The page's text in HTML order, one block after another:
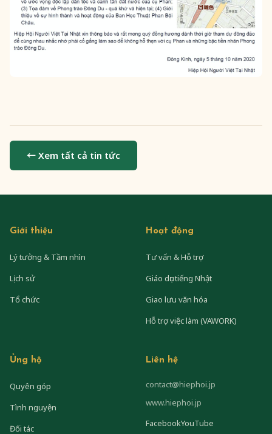
← Xem tất cả tin tức
Giới thiệu
Lý tưởng & Tầm nhìn
Lịch sử
Tổ chức
Hoạt động
Tư vấn & Hỗ trợ
Giáo dục tiếng Nhật
Giao lưu văn hóa
Hỗ trợ việc làm (VAWORK)
Ủng hộ
Quyên góp
Tình nguyện
Đối tác
Liên hệ
contact@hiephoi.jp
www.hiephoi.jp
FacebookYouTube